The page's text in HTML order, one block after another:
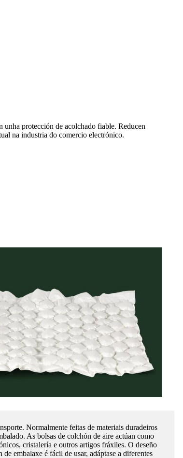
unha protección de acolchado fiable. Reducen
na industria do comercio electrónico.
Normalmente feitas de materiais duradeiros
As bolsas de colchón de aire actúan como
cristalería e outros artigos fráxiles. O deseño
embalaxe é fácil de usar, adáptase a diferentes